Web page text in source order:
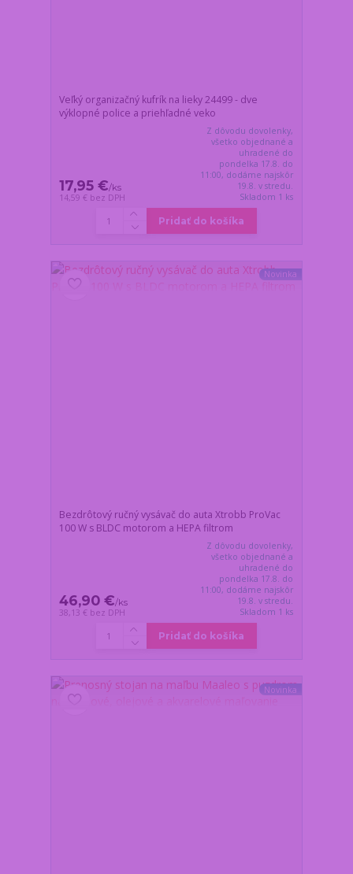
Veľký organizačný kufrík na lieky 24499 - dve
výklopné police a priehľadné veko
17,95 €/ks
14,59 € bez DPH
Z dôvodu dovolenky,
všetko objednané a
uhradené do
pondelka 17.8. do
11:00, dodáme najskôr
19.8. v stredu.
Skladom 1 ks
Pridať do košíka
Novinka
Bezdrôtový ručný vysávač do auta Xtrobb ProVac
100 W s BLDC motorom a HEPA filtrom
46,90 €/ks
38,13 € bez DPH
Z dôvodu dovolenky,
všetko objednané a
uhradené do
pondelka 17.8. do
11:00, dodáme najskôr
19.8. v stredu.
Skladom 1 ks
Pridať do košíka
Novinka